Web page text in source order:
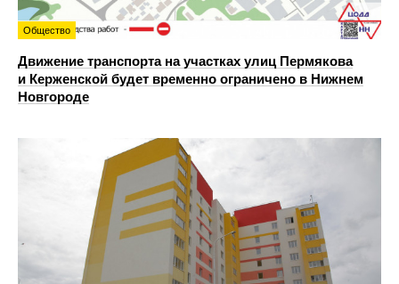
Общество
Движение транспорта на участках улиц Пермякова
и Керженской будет временно ограничено в Нижнем
Новгороде